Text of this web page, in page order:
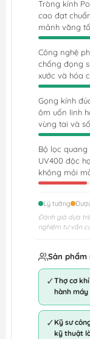
Tròng kính
cao đạt
mảnh văng
Công nghệ
chống đọng
xước và hóa
Gọng kính
ôm uốn linh
vùng tai và
Bộ lọc quang
UV400 độc
không mỏi
Lý tưởng
Đánh giá dựa
nghiệm tư vấn
Sản phẩm
✓Thợ cơ
hành
✓ Kỹ sư
kỹ thuật